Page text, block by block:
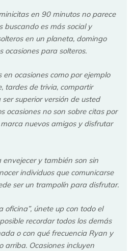
en 90 minutos no parece
buscando es más social y
en un planeta, domingo
ocasiones para solteros.
ocasiones como por ejemplo
tardes de trivia, compartir
superior versión de usted
ocasiones no son sobre citas por
nuevos amigos y disfrutar
envejecer y también son sin
individuos que comunicarse
ser un trampolín para disfrutar.
oficina”, únete up con todo el
recordar todos los demás
o con qué frecuencia Ryan y
arriba. Ocasiones incluyen